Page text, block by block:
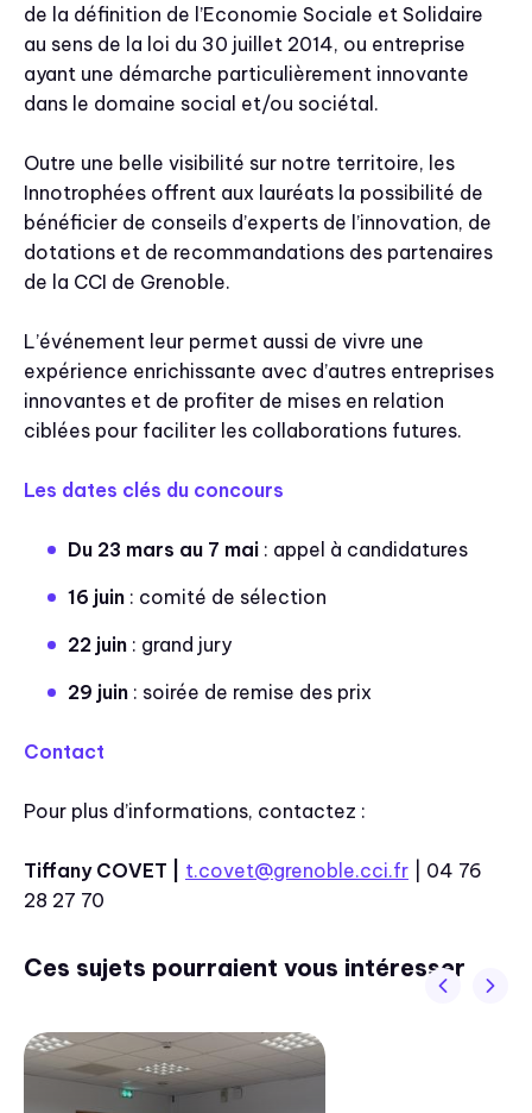
de la définition de l’Economie Sociale et Solidaire
au sens de la loi du 30 juillet 2014, ou entreprise
ayant une démarche particulièrement innovante
dans le domaine social et/ou sociétal.
Outre une belle visibilité sur notre territoire, les
Innotrophées offrent aux lauréats la possibilité de
bénéficier de conseils d’experts de l’innovation, de
dotations et de recommandations des partenaires
de la CCI de Grenoble.
L’événement leur permet aussi de vivre une
expérience enrichissante avec d’autres entreprises
innovantes et de profiter de mises en relation
ciblées pour faciliter les collaborations futures.
Les dates clés du concours
Du 23 mars au 7 mai : appel à candidatures
16 juin : comité de sélection
22 juin : grand jury
29 juin : soirée de remise des prix
Contact
Pour plus d’informations, contactez :
Tiffany COVET | t.covet@grenoble.cci.fr | 04 76
28 27 70
Ces sujets pourraient vous intéresser